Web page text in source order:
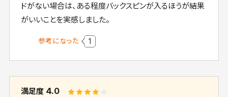
ドがない場合は、ある程度バックスピンが入るほうが結果
がいいことを実感しました。
参考になった 1
満足度 4.0